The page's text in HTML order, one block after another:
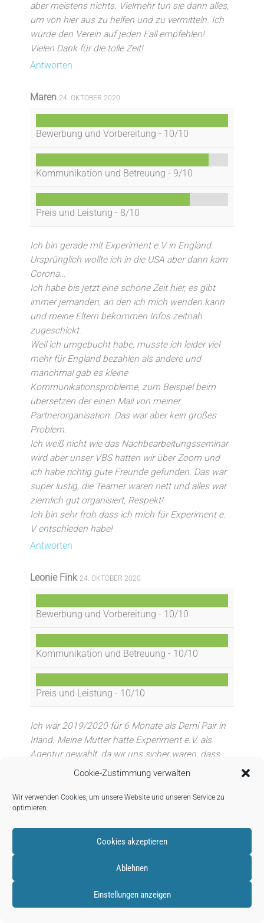
Cookie-Zustimmung verwalten
Wir verwenden Cookies, um unsere Website und unseren Service zu
optimieren.
Cookies akzeptieren
Ablehnen
Einstellungen anzeigen
aber meistens nichts. Vielmehr tun sie dann alles,
um von hier aus zu helfen und zu vermitteln. Ich
würde den Verein auf jeden Fall empfehlen!
Vielen Dank für die tolle Zeit!
Antworten
Maren 24. OKTOBER 2020
Bewerbung und Vorbereitung - 10/10
Kommunikation und Betreuung - 9/10
Preis und Leistung - 8/10
Ich bin gerade mit Experiment e.V in England.
Ursprünglich wollte ich in die USA aber dann kam
Corona…
Ich habe bis jetzt eine schöne Zeit hier, es gibt
immer jemanden, an den ich mich wenden kann
und meine Eltern bekommen Infos zeitnah
zugeschickt.
Weil ich umgebucht habe, musste ich leider viel
mehr für England bezahlen als andere und
manchmal gab es kleine
Kommunikationsprobleme, zum Beispiel beim
übersetzen der einen Mail von meiner
Partnerorganisation. Das war aber kein großes
Problem.
Ich weiß nicht wie das Nachbearbeitungsseminar
wird aber unser VBS hatten wir über Zoom und
ich habe richtig gute Freunde gefunden. Das war
super lustig, die Teamer waren nett und alles war
ziemlich gut organisiert, Respekt!
Ich bin sehr froh dass ich mich für Experiment e.
V entschieden habe!
Antworten
Leonie Fink 24. OKTOBER 2020
Bewerbung und Vorbereitung - 10/10
Kommunikation und Betreuung - 10/10
Preis und Leistung - 10/10
Ich war 2019/2020 für 6 Monate als Demi Pair in
Irland. Meine Mutter hatte Experiment e.V. als
Agentur gewählt, da wir uns sicher waren, dass
ich dort am besten aufgehoben wäre (1. Soo
war die beste Entscheidung die wir treffen
konnten! Ich hatte super schöne 6 Monate in
Mitarbeiter waren immer für ein da, andere Demi
Schwierigkeiten mit der Agentur, bei meinen